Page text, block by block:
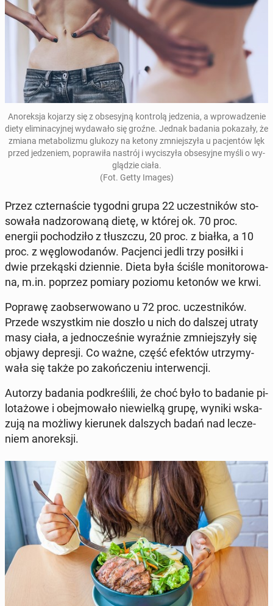
Ano­rek­sja kojarzy się z ob­se­syj­ną kon­tro­lą je­dze­nia, a wpro­wa­dze­nie
diety eli­mi­na­cyj­nej wy­da­wa­ło się groźne. Jednak badania po­ka­za­ły, że
zmiana me­ta­bo­li­zmu glukozy na ketony zmniej­szy­ła u pa­cjen­tów lęk
przed je­dze­niem, po­pra­wi­ła nastrój i wy­ci­szy­ła ob­se­syj­ne myśli o wy­
glą­dzie ciała.
(Fot. Getty Images)
Przez czter­na­ście tygodni grupa 22 uczest­ni­ków sto­
so­wa­ła nad­zo­ro­wa­ną dietę, w której ok. 70 proc.
energii po­cho­dzi­ło z tłusz­czu, 20 proc. z białka, a 10
proc. z wę­glo­wo­da­nów. Pa­cjen­ci jedli trzy posiłki i
dwie prze­ką­ski dzien­nie. Dieta była ściśle mo­ni­to­ro­wa­
na, m.in. poprzez pomiary poziomu ketonów we krwi.
Poprawę za­ob­ser­wo­wa­no u 72 proc. uczest­ni­ków.
Przede wszyst­kim nie doszło u nich do dalszej utraty
masy ciała, a jed­no­cze­śnie wy­raź­nie zmniej­szy­ły się
objawy de­pre­sji. Co ważne, część efektów utrzy­my­
wa­ła się także po za­koń­cze­niu in­ter­wen­cji.
Autorzy badania pod­kre­śli­li, że choć było to badanie pi­
lo­ta­żo­we i obej­mo­wa­ło nie­wiel­ką grupę, wyniki wska­
zu­ją na możliwy kie­ru­nek dal­szych badań nad le­cze­
niem ano­rek­sji.